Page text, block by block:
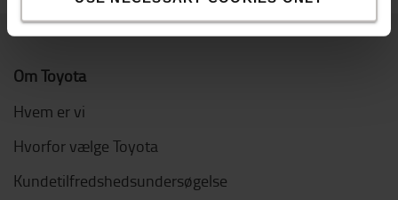
Om Toyota
Hvem er vi
Hvorfor vælge Toyota
Kundetilfredshedsundersøgelse